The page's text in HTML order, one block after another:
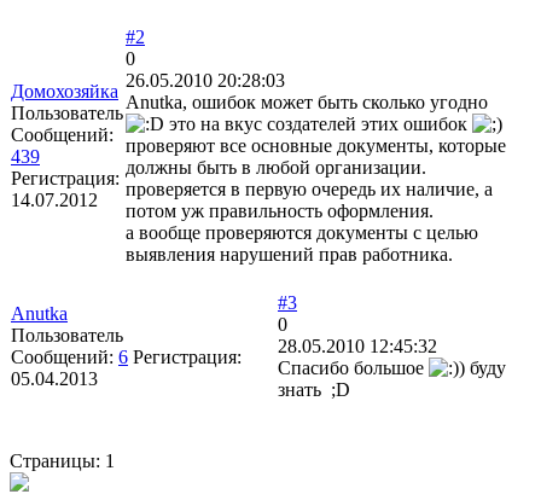
Домохозяйка
Пользователь
Сообщений:
439
Регистрация:
14.07.2012
#2
0
26.05.2010 20:28:03
Anutka, ошибок может быть сколько угодно
это на вкус создателей этих ошибок
проверяют все основные документы, которые
должны быть в любой организации.
проверяется в первую очередь их наличие, а
потом уж правильность оформления.
а вообще проверяются документы с целью
выявления нарушений прав работника.
Anutka
Пользователь
Сообщений: 6 Регистрация:
05.04.2013
#3
0
28.05.2010 12:45:32
Спасибо большое
) буду
знать ;D
Страницы: 1